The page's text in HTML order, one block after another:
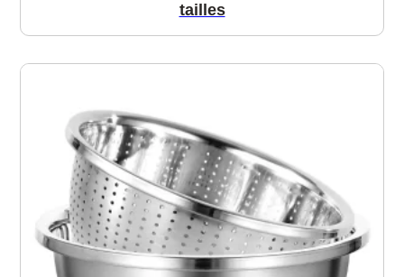
tailles